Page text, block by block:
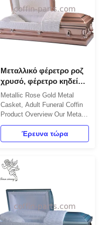
to ...
Μεταλλικό φέρετρο ροζ
χρυσό, φέρετρο κηδείας
για ενήλικες
Metallic Rose Gold Metal
Casket, Adult Funeral Coffin
Product Overview Our Metal
Casket is designed for funeral
services, featuring an iron
burial vault or steel casket
metal. This customizable
solution allows personalization
of color, shape, and interior to
match ...
Έρευνα τώρα